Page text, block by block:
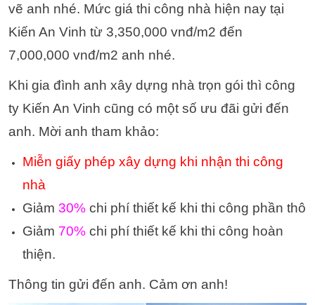
vẽ anh nhé. Mức giá thi công nhà hiện nay tại
Kiến An Vinh từ 3,350,000 vnđ/m2 đến
7,000,000 vnđ/m2 anh nhé.
Khi gia đình anh xây dựng nhà trọn gói thì công
ty Kiến An Vinh cũng có một số ưu đãi gửi đến
anh. Mời anh tham khảo:
Miễn giấy phép xây dựng khi nhận thi công
nhà
Giảm 30% chi phí thiết kế khi thi công phần thô
Giảm 70% chi phí thiết kế khi thi công hoàn
thiện.
Thông tin gửi đến anh. Cảm ơn anh!